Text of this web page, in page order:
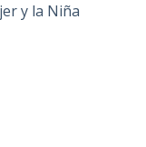
y la Niña